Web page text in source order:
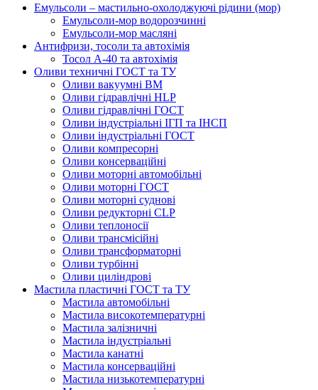
Емульсоли – мастильно-охолоджуючі рідини (мор)
Емульсоли-мор водорозчинні
Емульсоли-мор масляні
Антифризи, тосоли та автохімія
Тосол А-40 та автохімія
Оливи техничні ГОСТ та ТУ
Оливи вакуумні ВМ
Оливи гідравлічні HLP
Оливи гідравлічні ГОСТ
Оливи індустріальні ІГП та ІНСП
Оливи індустріальні ГОСТ
Оливи компресорні
Оливи консерваційні
Оливи моторні автомобільні
Оливи моторні ГОСТ
Оливи моторні суднові
Оливи редукторні CLP
Оливи теплоносії
Оливи трансмісійні
Оливи трансформаторні
Оливи турбінні
Оливи циліндрові
Мастила пластичні ГОСТ та ТУ
Мастила автомобільні
Мастила високотемпературні
Мастила залізничні
Мастила індустріальні
Мастила канатні
Мастила консерваційні
Мастила низькотемпературні